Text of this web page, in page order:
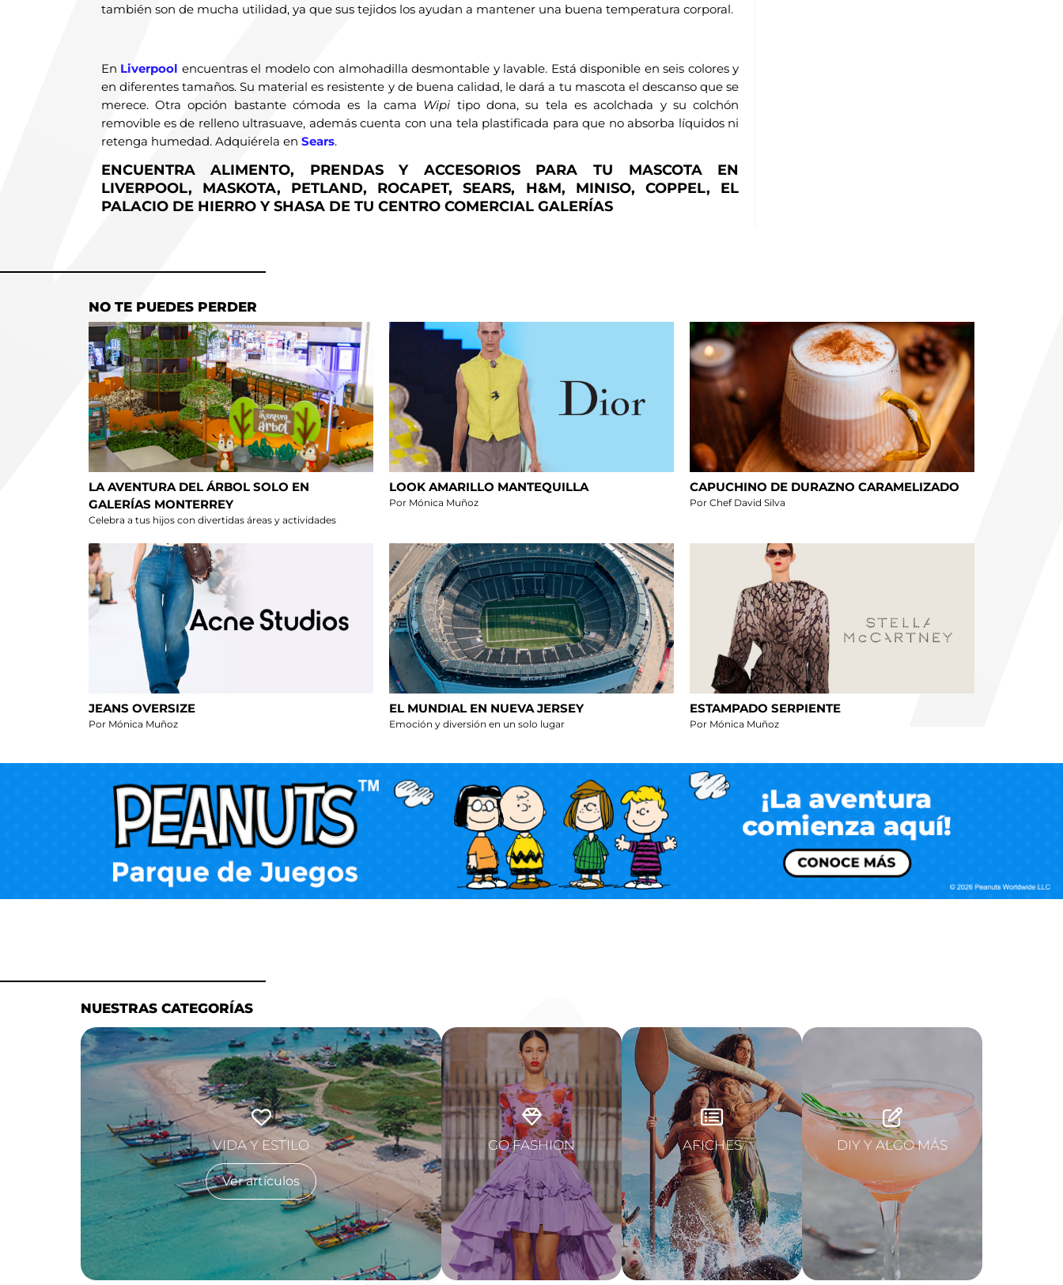
también son de mucha utilidad, ya que sus tejidos los ayudan a mantener una buena temperatura corporal.
En Liverpool encuentras el modelo con almohadilla desmontable y lavable. Está disponible en seis colores y
en diferentes tamaños. Su material es resistente y de buena calidad, le dará a tu mascota el descanso que se
merece. Otra opción bastante cómoda es la cama Wipi tipo dona, su tela es acolchada y su colchón
removible es de relleno ultrasuave, además cuenta con una tela plastificada para que no absorba líquidos ni
retenga humedad. Adquiérela en Sears.
ENCUENTRA ALIMENTO, PRENDAS Y ACCESORIOS PARA TU MASCOTA EN
LIVERPOOL, MASKOTA, PETLAND, ROCAPET, SEARS, H&M, MINISO, COPPEL, EL
PALACIO DE HIERRO Y SHASA DE TU CENTRO COMERCIAL GALERÍAS
NO TE PUEDES PERDER
LA AVENTURA DEL ÁRBOL SOLO EN
GALERÍAS MONTERREY
Celebra a tus hijos con divertidas áreas y actividades
LOOK AMARILLO MANTEQUILLA
Por Mónica Muñoz
CAPUCHINO DE DURAZNO CARAMELIZADO
Por Chef David Silva
JEANS OVERSIZE
Por Mónica Muñoz
EL MUNDIAL EN NUEVA JERSEY
Emoción y diversión en un solo lugar
ESTAMPADO SERPIENTE
Por Mónica Muñoz
NUESTRAS CATEGORÍAS
VIDA Y ESTILO
Ver artículos
GO FASHION AFICHES DIY Y ALGO MÁS